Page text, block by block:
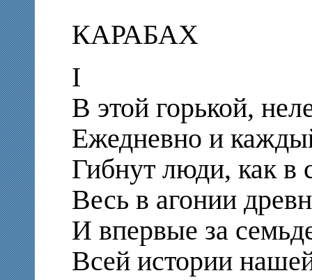
КАРАБАХ
I
В этой горькой,
Ежедневно и
Гибнут люди, как в
Весь в агонии
И впервые за
Всей истории